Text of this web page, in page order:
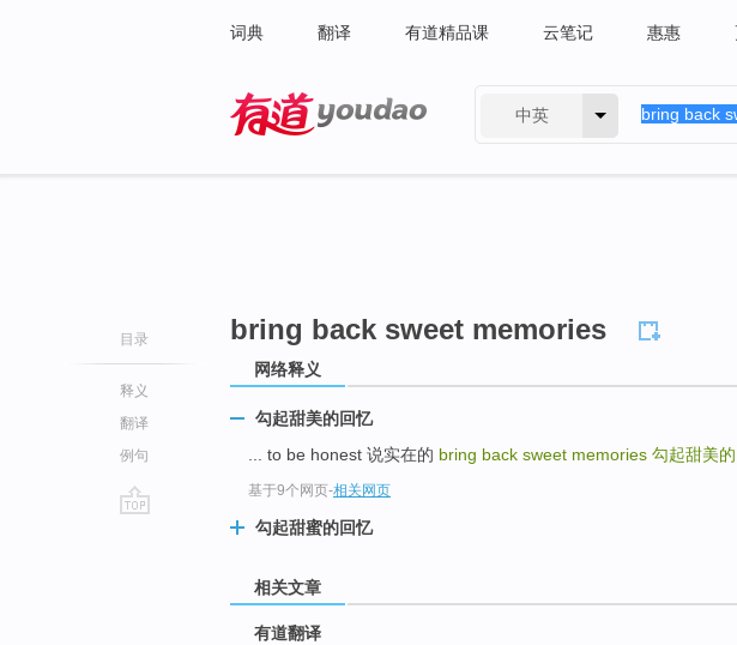
词典 翻译 有道精品课 云笔记 惠惠
中英
目录
释义
翻译
例句
bring back sweet memories
网络释义
勾起甜美的回忆
... to be honest 说实在的 bring back sweet memories 勾起甜美
基于9个网页-相关网页
勾起甜蜜的回忆
相关文章
有道翻译